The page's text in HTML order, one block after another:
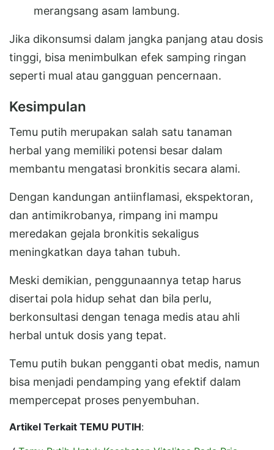
merangsang asam lambung.
Jika dikonsumsi dalam jangka panjang atau dosis
tinggi, bisa menimbulkan efek samping ringan
seperti mual atau gangguan pencernaan.
Kesimpulan
Temu putih merupakan salah satu tanaman
herbal yang memiliki potensi besar dalam
membantu mengatasi bronkitis secara alami.
Dengan kandungan antiinflamasi, ekspektoran,
dan antimikrobanya, rimpang ini mampu
meredakan gejala bronkitis sekaligus
meningkatkan daya tahan tubuh.
Meski demikian, penggunaannya tetap harus
disertai pola hidup sehat dan bila perlu,
berkonsultasi dengan tenaga medis atau ahli
herbal untuk dosis yang tepat.
Temu putih bukan pengganti obat medis, namun
bisa menjadi pendamping yang efektif dalam
mempercepat proses penyembuhan.
Artikel Terkait TEMU PUTIH: